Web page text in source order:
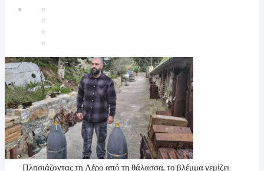
Πλησιάζοντας τη Λέρο από τη θάλασσα, το βλέμμα γεμίζει